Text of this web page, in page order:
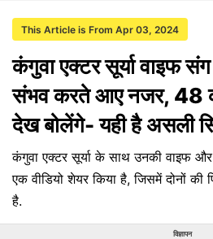
This Article is From Apr 03, 2024
कंगुवा एक्टर सूर्या वाइफ
संभव करते आए नजर, 48
देख बोलेंगे- यही है असली
कंगुवा एक्टर सूर्या के साथ उनकी वाइफ
एक वीडियो शेयर किया है, जिसमें दोनों
है.
विज्ञापन